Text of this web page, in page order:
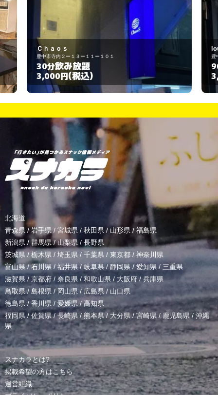
豊中市本町3-13-3-201
90分
3,000円 (税込)
北海道
青森県 / 岩手県/ 宮城県 / 秋田県 / 山形県/ 福島県
新潟県 /群馬県/山梨県 / 長野県
茨城県 / 栃木県 / 埼玉県 / 千葉県 / 東京都 / 神奈川県
富山県 /石川県/福井県/岐阜県 / 静岡県 / 愛知県 / 三重県
滋賀県 / 京都府 / 奈良県 / 和歌山県/ 大阪府 /兵庫県
鳥取県/ 島根県 /岡山県/ 広島県 / 山口県
徳島県 /香川県 / 愛媛県/高知県
福岡県/佐賀県/長崎県 /熊本県/ 大分県/宮崎県 /鹿児島県 / 沖縄
県
スナカラとは?
掲載希望の方はこちら
運営組織